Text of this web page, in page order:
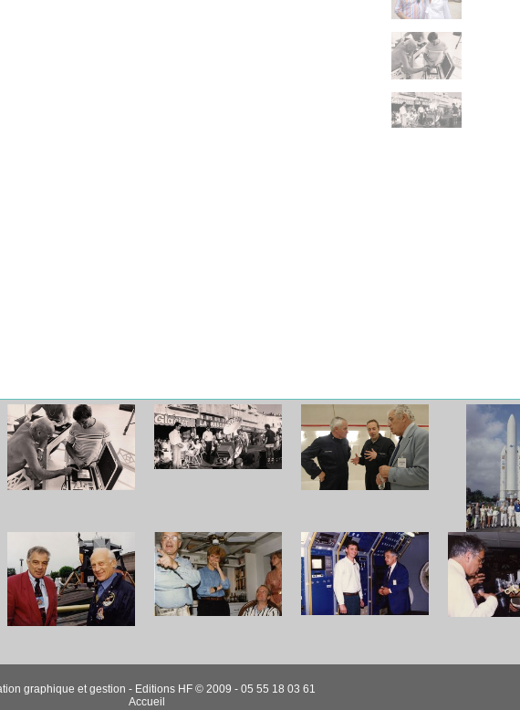
graphique et gestion - Editions HF © 2009 - 05 55 18 03 61
Accueil